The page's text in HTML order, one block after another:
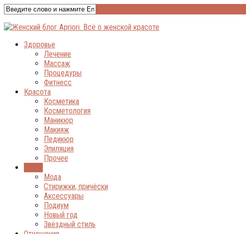
Здоровье
Лечение
Массаж
Процедуры
Фитнесс
Красота
Косметика
Косметология
Маникюр
Макияж
Педикюр
Эпиляция
Прочее
Мода
Стирижки, причёски
Аксессуары
Подиум
Новый год
Звёздный стиль